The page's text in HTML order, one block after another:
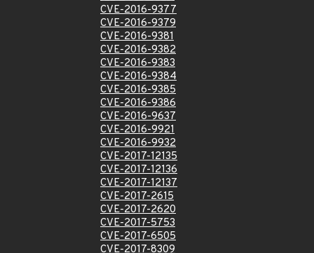
CVE-2016-9377
CVE-2016-9379
CVE-2016-9381
CVE-2016-9382
CVE-2016-9383
CVE-2016-9384
CVE-2016-9385
CVE-2016-9386
CVE-2016-9637
CVE-2016-9921
CVE-2016-9932
CVE-2017-12135
CVE-2017-12136
CVE-2017-12137
CVE-2017-2615
CVE-2017-2620
CVE-2017-5753
CVE-2017-6505
CVE-2017-8309